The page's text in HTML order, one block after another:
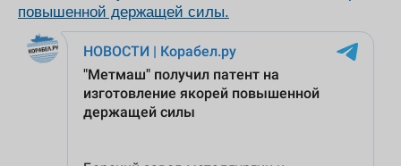
повышенной держащей силы.